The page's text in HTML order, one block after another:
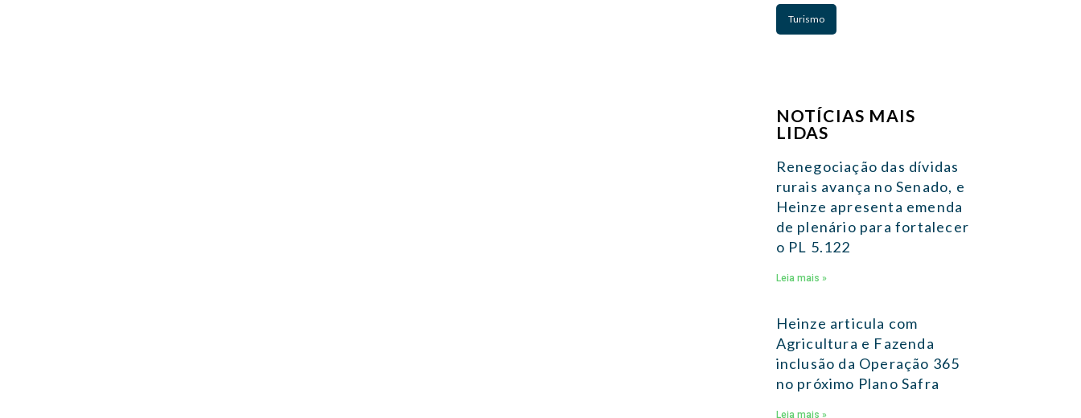
Turismo
NOTÍCIAS MAIS
LIDAS
Renegociação das dívidas
rurais avança no Senado, e
Heinze apresenta emenda
de plenário para fortalecer
o PL 5.122
Leia mais »
Heinze articula com
Agricultura e Fazenda
inclusão da Operação 365
no próximo Plano Safra
Leia mais »